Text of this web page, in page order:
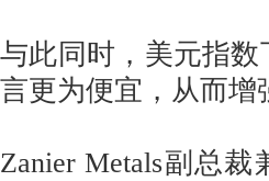
与此同时，美元指
言更为便宜，从而增
Zanier Metals副总